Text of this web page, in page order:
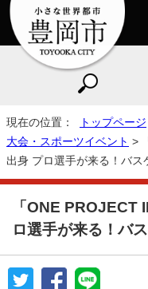
現在の位置： トップページ
大会・スポーツイベント >
出身 プロ選手が来る！バス
「ONE PROJECT
ロ選手が来る！バ